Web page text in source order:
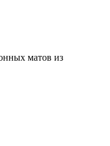
матов из